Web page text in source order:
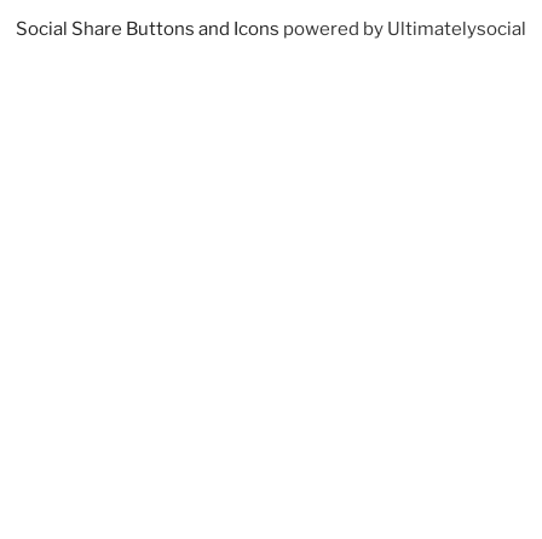
Social Share Buttons and Icons powered by Ultimatelysocial